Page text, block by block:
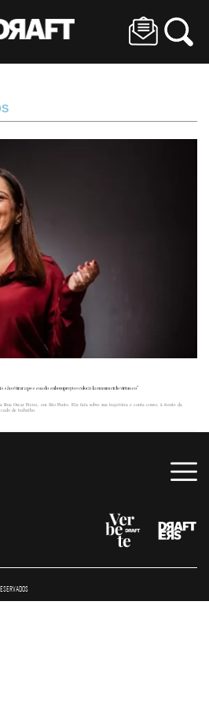
é tirar a pessoa do subemprego e colocá-la em um ciclo virtuoso”
Rua Oscar Freire, em São Paulo. Ela fala sobre sua trajetória e conta como, à frente da
de trabalho.